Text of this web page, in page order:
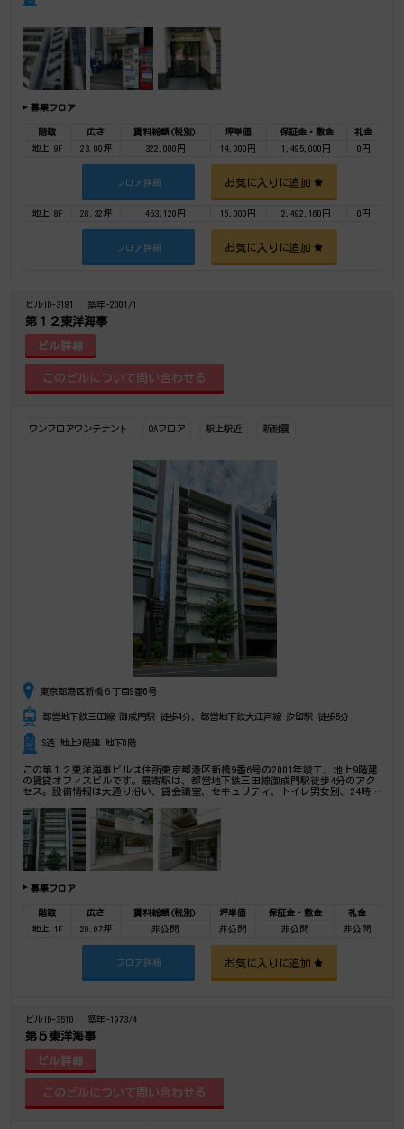
募集フロア
階数 広さ 賃料総額(税別) 坪単価 保証金・敷金
礼金
地上 9F
23.00坪 322,000円 14,000円 1,495,000円 0円
フロア詳細 お気に入りに追加
地上 8F 28.32坪 453,120円 16,000円 2,492,160円 0円
フロア詳細 お気に入りに追加
ビルID-3181 築年-2001/1
第１２東洋海事
ビル詳細
ワンフロアワンテナント OAフロア 駅上駅近 新耐震
東京都港区新橋６丁目9番6号
都営地下鉄三田線 御成門駅 徒歩4分、都営地下鉄大江戸線 汐留駅 徒歩5分
S造 地上9階建 地下0階
この第１２東洋海事ビルは住所東京都港区新橋9番6号の2001年竣工、地上9階建
の賃貸オフィスビルです。最寄駅は、都営地下鉄三田線御成門駅徒歩4分のアク
セス。設備情報は大通り沿い、貸会議室、セキュリティ、トイレ男女別、24時間
その他、事務所、オフィス移転、不動産の事なら何でもお気軽にご相談下さい。
募集フロア
階数 広さ 賃料総額(税別) 坪単価 保証金・敷金
礼金
地上 1F
29.07坪 非公開 非公開 非公開 非公開
フロア詳細 お気に入りに追加
ビルID-3510 築年-1973/4
第５東洋海事
ビル詳細